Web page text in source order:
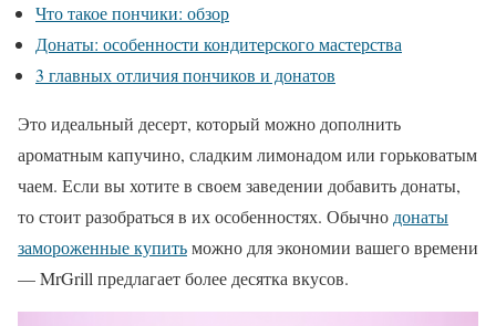
Что такое пончики: обзор
Донаты: особенности кондитерского мастерства
3 главных отличия пончиков и донатов
Это идеальный десерт, который можно дополнить
ароматным капучино, сладким лимонадом или горьковатым
чаем. Если вы хотите в своем заведении добавить донаты,
то стоит разобраться в их особенностях. Обычно донаты
замороженные купитьможно для экономии вашего времени
— MrGrill предлагает более десятка вкусов.